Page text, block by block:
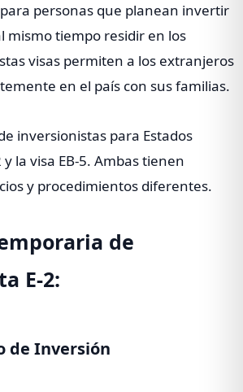
personas que planean invertir
mismo tiempo residir en los
visas permiten a los extranjeros
en el país con sus familias.
inversionistas para Estados
y la visa EB-5. Ambas tienen
y procedimientos diferentes.
de
E-2:
de Inversión